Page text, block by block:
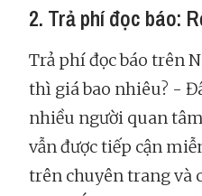
2. Trả phí đọc báo:
Trả phí đọc báo trên
thì giá bao nhiêu? -
nhiều người quan
vẫn được tiếp cận
trên chuyên trang và